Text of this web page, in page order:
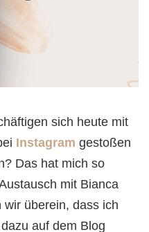
sich heute mit
Instagram gestoßen
Das hat mich so
mit Bianca
überein, dass ich
auf dem Blog